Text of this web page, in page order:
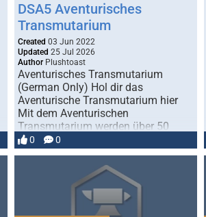
DSA5 Aventurisches
Transmutarium
Created 03 Jun 2022
Updated 25 Jul 2026
AuthorPlushtoast
Aventurisches Transmutarium
(German Only) Hol dir das
Aventurische Transmutarium hier
Mit dem Aventurischen
Transmutarium werden über 50
Chimären und Daimonide …
0 0